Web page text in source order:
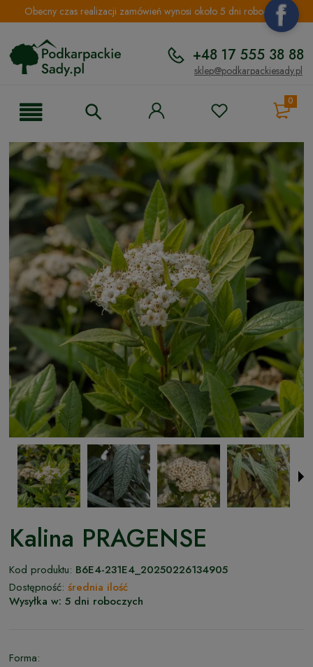
Obecny czas realizacji zamówień wynosi około 5 dni roboczych.
+48 17 555 38 88
sklep@podkarpackiesady.pl
0
Kalina PRAGENSE
Kod produktu: B6E4-231E4_20250226134905
Dostępność: średnia ilość
Wysyłka w: 5 dni roboczych
Forma: